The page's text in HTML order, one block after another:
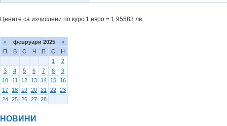
Цените са изчислени по курс 1 евро = 1.95583 лв.
« февруари 2025
»
П
В С Ч П С
Н
1
2
3
4 5 6 7 8
9
10
11 12 13 14 15
16
17
18 19 20 21 22 23
24 25 26 27 28
НОВИНИ